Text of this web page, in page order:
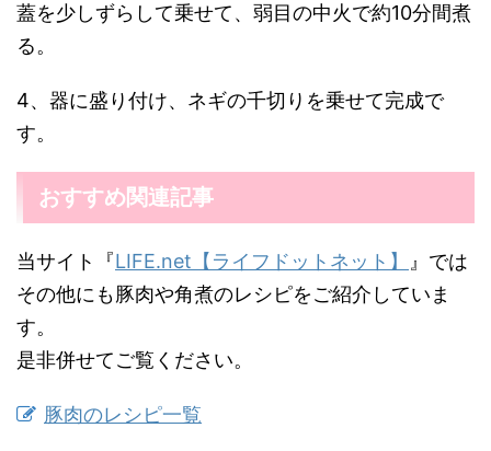
蓋を少しずらして乗せて、弱目の中火で約10分間煮
る。
4、器に盛り付け、ネギの千切りを乗せて完成で
す。
おすすめ関連記事
当サイト『LIFE.net【ライフドットネット】
』では
その他にも豚肉や角煮のレシピをご紹介していま
す。
是非併せてご覧ください。
豚肉のレシピ一覧